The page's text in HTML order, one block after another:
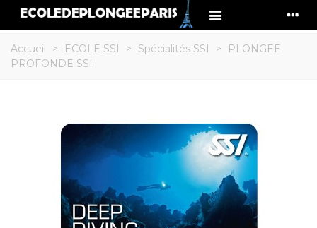
Accueil > ECOLE SSI > Spécialités SSI >
PLONGEE
PROFONDE SSI